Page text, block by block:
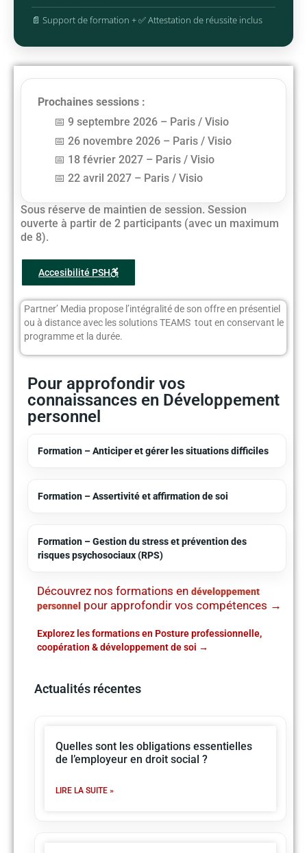
📄 Support de formation + ✅ Attestation de réussite inclus
Pour approfondir vos
connaissances en Développement
personnel
Formation – Anticiper et gérer les situations difficiles
Formation – Assertivité et affirmation de soi
Formation – Gestion du stress et prévention des
risques psychosociaux (RPS)
Découvrez nos formations en développement
personnel pour approfondir vos compétences →
Explorez les formations en Posture professionnelle,
coopération & développement de soi
Actualités récentes
Quelles sont les obligations essentielles
de l’employeur en droit social ?
LIRE LA SUITE »
Prochaines sessions :
9 septembre 2026 – Paris / Visio
26 novembre 2026 – Paris / Visio
18 février 2027 – Paris / Visio
22 avril 2027 – Paris / Visio
Sous réserve de maintien de session. Session
ouverte à partir de 2 participants (avec un maximum
de 8).
Accesibilité PSH
Partner’ Media propose l’intégralité de son offre en présentiel
ou à distance avec les solutions TEAMS tout en conservant le
programme et la durée.